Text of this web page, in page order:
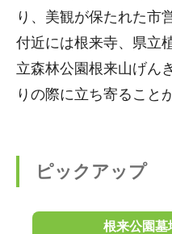
り、美観が保たれた市
付近には根来寺、県立
立森林公園根来山げん
りの際に立ち寄ること
ピックアップ
根来公園墓